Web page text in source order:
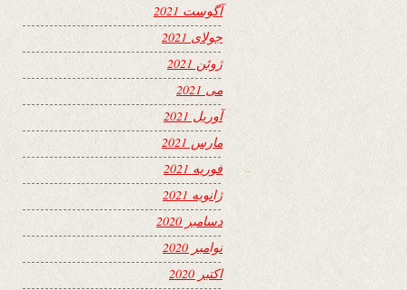
آگوست 2021
جولای 2021
ژوئن 2021
می 2021
آوریل 2021
مارس 2021
فوریه 2021
ژانویه 2021
دسامبر 2020
نوامبر 2020
اکتبر 2020